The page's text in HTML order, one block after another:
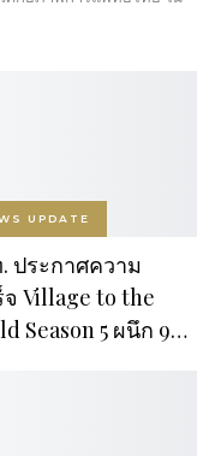
UPDATE
ประกาศความ
จ Village to the
Season 5 ผนึก 9…